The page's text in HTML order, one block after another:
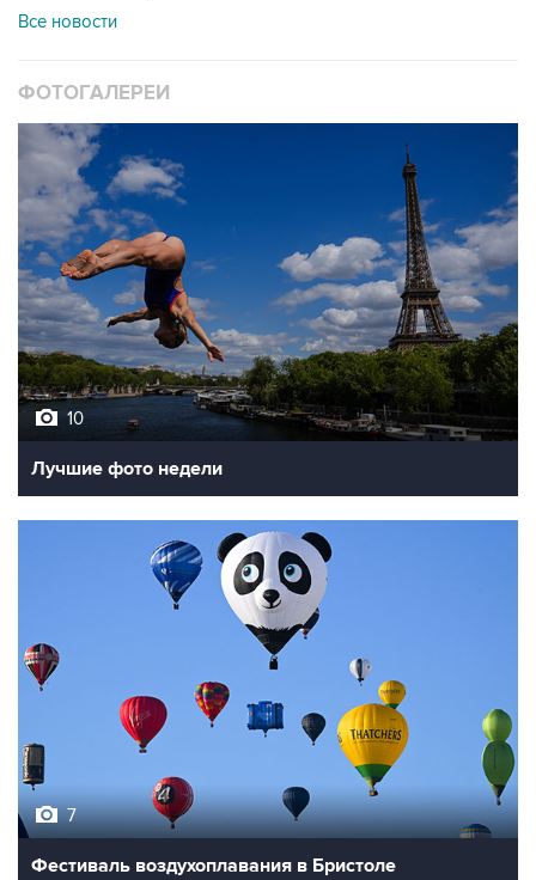
Все новости
ФОТОГАЛЕРЕИ
10
Лучшие фото недели
7
Фестиваль воздухоплавания в Бристоле